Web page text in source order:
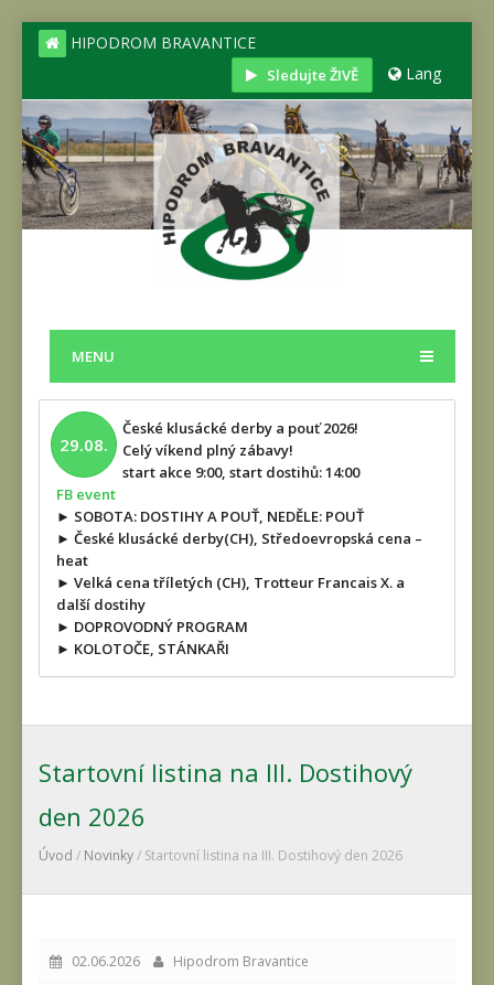
HIPODROM BRAVANTICE
Sledujte ŽIVĚ Lang
MENU
29.08.
České klusácké derby a pouť 2026!
Celý víkend plný zábavy!
start akce 9:00, start dostihů: 14:00
FB event
► SOBOTA: DOSTIHY A POUŤ, NEDĚLE: POUŤ
► České klusácké derby(CH), Středoevropská cena –
heat
► Velká cena tříletých (CH), Trotteur Francais X. a
další dostihy
► DOPROVODNÝ PROGRAM
► KOLOTOČE, STÁNKAŘI
Startovní listina na III. Dostihový
den 2026
Úvod / Novinky/ Startovní listina na III. Dostihový den 2026
02.06.2026 Hipodrom Bravantice